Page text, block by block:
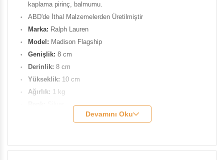
kaplama pirinç, balmumu.
ABD'de İthal Malzemelerden Üretilmiştir
Marka: Ralph Lauren
Model: Madison Flagship
Genişlik: 8 cm
Derinlik: 8 cm
Yükseklik: 10 cm
Ağırlık: 1 kg
Kremalı sümbülteber, manolya ve kaşmir
Ürün Kodu:RLH-684798474001
Devamını Oku